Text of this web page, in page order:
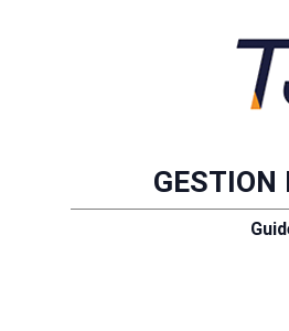
GESTION